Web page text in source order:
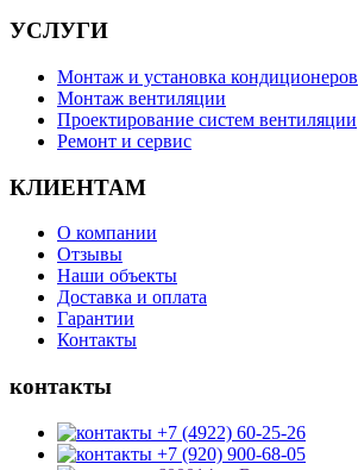
УСЛУГИ
Монтаж и установка кондиционеров
Монтаж вентиляции
Проектирование систем вентиляции
Ремонт и сервис
КЛИЕНТАМ
О компании
Отзывы
Наши объекты
Доставка и оплата
Гарантии
Контакты
контакты
+7 (4922) 60-25-26
+7 (920) 900-68-05